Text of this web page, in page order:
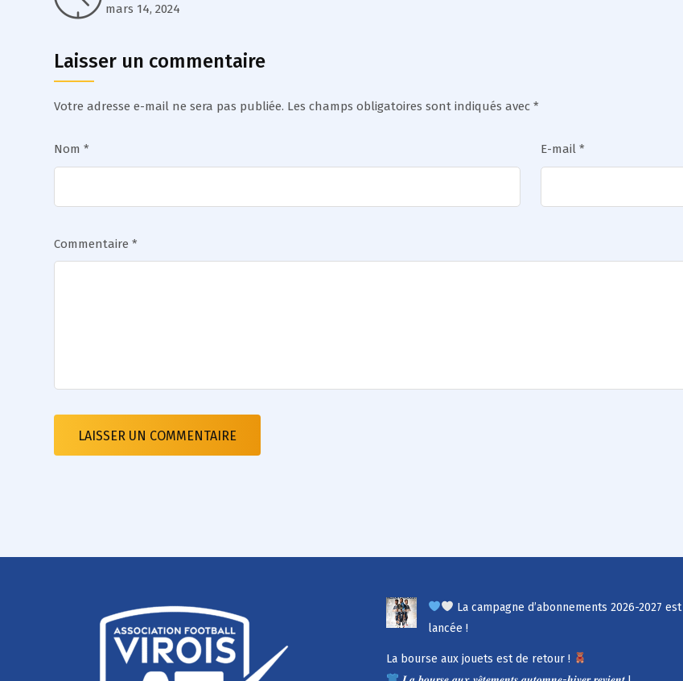
mars 14, 2024
Laisser un commentaire
Votre adresse e-mail ne sera pas publiée. Les champs obligatoires sont indiqués avec *
Nom * E-mail *
Commentaire *
La campagne d’abonnements 2026-2027 est
lancée !
La bourse aux jouets est de retour !